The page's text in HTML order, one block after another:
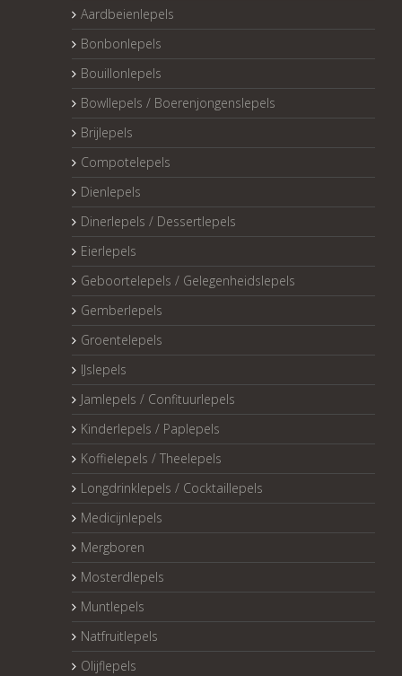
Aardbeienlepels
Bonbonlepels
Bouillonlepels
Bowllepels / Boerenjongenslepels
Brijlepels
Compotelepels
Dienlepels
Dinerlepels / Dessertlepels
Eierlepels
Geboortelepels / Gelegenheidslepels
Gemberlepels
Groentelepels
IJslepels
Jamlepels / Confituurlepels
Kinderlepels / Paplepels
Koffielepels / Theelepels
Longdrinklepels / Cocktaillepels
Medicijnlepels
Mergboren
Mosterdlepels
Muntlepels
Natfruitlepels
Olijflepels